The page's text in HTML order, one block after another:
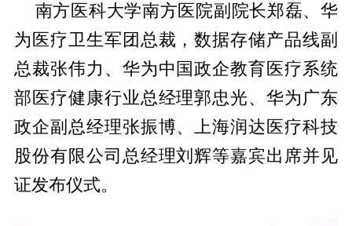
南方医科大学南方医院副院长郑磊、华
为医疗卫生军团 总裁，数据存储产品线副
总裁张伟力、华为中国政企教育医疗系统
部医疗健康行业总经理郭忠光、华为广东
政企副总经理张振博、上海润达医疗科技
股份有限公司总经理刘辉等嘉宾出席并见
证发布仪式。